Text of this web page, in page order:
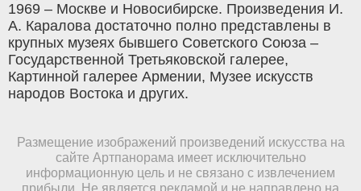
1969 – Москве и Новосибирске. Произведения И.
А. Каралова достаточно полно представлены в
крупных музеях бывшего Советского Союза –
Государственной Третьяковской галерее,
Картинной галерее Армении, Музее искусств
народов Востока и других.
Размещение изображений произведений искусства на
сайте Артпанорама имеет исключительно
информационную цель и не связано с извлечением
прибыли. Не является рекламой и не направлено на